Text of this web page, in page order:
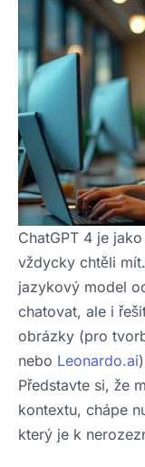
ChatGPT 4 je
vždycky chtěli
jazykový model
chatovat, ale i
obrázky (pro
nebo Leonardo.ai
Představte si, že
kontextu, chápe
který je k